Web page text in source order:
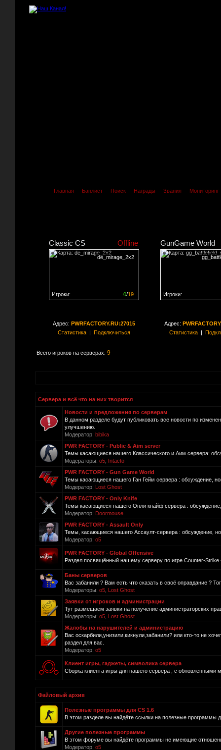
Главная Банлист Поиск Награды Звания Мониторинг
Classic CS Offline
de_mirage_2x2
0/19
Игроки:
GunGame World
Игроки:
Адрес: PWRFACTORY.RU:27015
Статистика| Подключиться
Адрес:
Статистика|
Всего игроков на серверах: 9
Сервера и всё что на них творится
Новости и предложения по серверам
В данном разделе будут публиковать все новости по
улучшению.
Модератор: bibika
PWR FACTORY - Public & Aim server
Темы касающиеся нашего Классического и Аим сервера:
Модераторы: o5 Intacto
PWR FACTORY - Gun Game World
Темы касающиеся нашего Ган Гейм сервера : обсуждение,
Модератор: Lost Ghost
PWR FACTORY - Only Knife
Темы касающиеся нашего Онли кнайф сервера : обсуждение,
Модератор: Doormouse
PWR FACTORY - Assault Only
Темы, касающиеся нашего Ассаулт-сервера : обсуждение,
Модератор: o5
PWR FACTORY - Global Offensive
Раздел посвящённый нашему серверу по игре Counter-Strike
Баны серверов
Вас забанили ? Вам есть что сказать в своё оправдание ?
Модераторы: o5 Lost Ghost
Заявки от игроков и администрации
Тут размещаем заявки на получение администраторских
Модераторы: o5 Lost Ghost
Жалобы на нарушителей и администрацию
Вас оскарбили,унизили,кикнули,забанили? или кто-то не
раздел для вас.
Модератор: o5
Клиент игры, гаджеты, символика сервера
Сборка клиента игры для нашего сервера , с обновлёнными
Файловый архив
Полезные программы для CS 1.6
В этом разделе вы найдёте ссылки на полезные программы
Другие полезные программы
В этом форуме вы найдёте программы не имеющие
Модератор: o5